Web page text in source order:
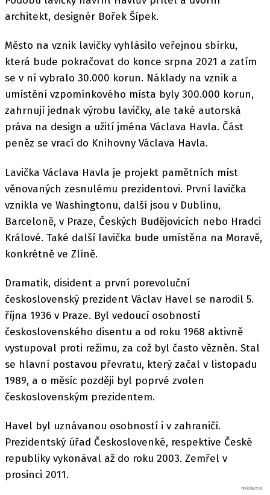
architekt, designér Bořek Šípek.
Město na vznik lavičky vyhlásilo veřejnou sbírku,
která bude pokračovat do konce srpna 2021 a zatím
se v ní vybralo 30.000 korun. Náklady na vznik a
umístění vzpomínkového místa byly 300.000 korun,
zahrnují jednak výrobu lavičky, ale také autorská
práva na design a užití jména Václava Havla. Část
peněz se vrací do Knihovny Václava Havla.
Lavička Václava Havla je projekt pamětních míst
věnovaných zesnulému prezidentovi. První lavička
vznikla ve Washingtonu, další jsou v Dublinu,
Barceloně, v Praze, Českých Budějovicích nebo Hradci
Králové. Také další lavička bude umístěna na Moravě,
konkrétně ve Zlíně.
Dramatik, disident a první porevoluční
československý prezident Václav Havel se narodil 5.
října 1936 v Praze. Byl vedoucí osobností
československého disentu a od roku 1968 aktivně
vystupoval proti režimu, za což byl často vězněn. Stal
se hlavní postavou převratu, který začal v listopadu
1989, a o měsíc později byl poprvé zvolen
československým prezidentem.
Havel byl uznávanou osobností i v zahraničí.
Prezidentský úřad Českoslovenké, respektive České
republiky vykonával až do roku 2003. Zemřel v
prosinci 2011.